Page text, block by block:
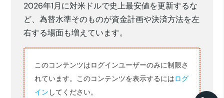
2026年1月に対米ドルで史上最安値を更新するな
ど、為替水準そのものが資金計画や決済方法を左
右する場面も増えています。
このコンテンツはログインユーザーのみに制限さ
れています。このコンテンツを表示するにはログ
イン してください。